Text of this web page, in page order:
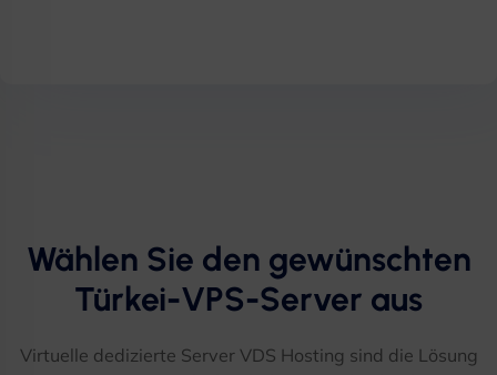
Wählen Sie den gewünschten
Türkei-VPS-Server aus
Virtuelle dedizierte Server VDS Hosting sind die Lösung